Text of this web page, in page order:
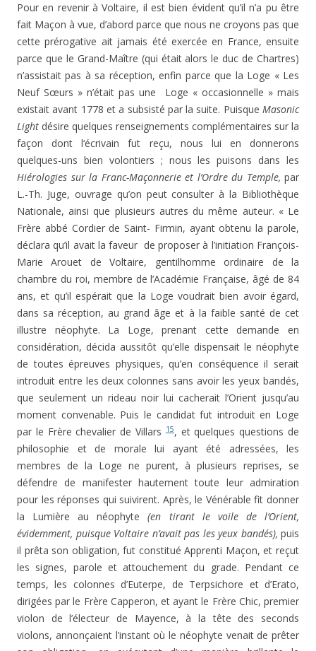
Pour en revenir à Voltaire, il est bien évident qu’il n’a pu être
fait Maçon à vue, d’abord parce que nous ne croyons pas que
cette prérogative ait jamais été exercée en France, ensuite
parce que le Grand-Maître (qui était alors le duc de Chartres)
n’assistait pas à sa réception, enfin parce que la Loge « Les
Neuf Sœurs » n’était pas une Loge « occasionnelle » mais
existait avant 1778 et a subsisté par la suite. Puisque Masonic
Light désire quelques renseignements complémentaires sur la
façon dont l‘écrivain fut reçu, nous lui en donnerons
quelques-uns bien volontiers ; nous les puisons dans les
Hiérologies sur la Franc-Maçonnerie et l’Ordre du Temple, par
L.-Th. Juge, ouvrage qu’on peut consulter à la Bibliothèque
Nationale, ainsi que plusieurs autres du même auteur. « Le
Frère abbé Cordier de Saint- Firmin, ayant obtenu la parole,
déclara qu’il avait la faveur de proposer à l’initiation François-
Marie Arouet de Voltaire, gentilhomme ordinaire de la
chambre du roi, membre de l’Académie Française, âgé de 84
ans, et qu’il espérait que la Loge voudrait bien avoir égard,
dans sa réception, au grand âge et à la faible santé de cet
illustre néophyte. La Loge, prenant cette demande en
considération, décida aussi­tôt qu’elle dispensait le néophyte
de toutes épreuves phy­siques, qu’en conséquence il serait
introduit entre les deux colonnes sans avoir les yeux bandés,
que seulement un rideau noir lui cacherait l’Orient jusqu’au
moment convenable. Puis le candidat fut introduit en Loge
par le Frère chevalier de Villars15, et quelques questions de
philosophie et de morale lui ayant été adressées, les
membres de la Loge ne purent, à plusieurs reprises, se
défendre de manifester hau­tement toute leur admiration
pour les réponses qui suivirent. Après, le Vénérable fit donner
la Lumière au néophyte(en tirant le voile de l’Orient,
évidemment, puisque Voltaire n’avait pas les yeux bandés), puis
il prêta son obligation, fut constitué Apprenti Maçon, et reçut
les signes, parole et attou­chement du grade. Pendant ce
temps, les colonnes d’Euterpe, de Terpsichore et d’Erato,
dirigées par le Frère Capperon, et ayant le Frère Chic, premier
violon de l’électeur de Mayence, à la tête des seconds
violons, annonçaient l’ins­tant où le néophyte venait de prêter